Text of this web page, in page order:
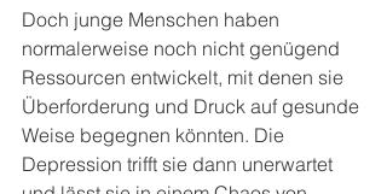
Doch junge Menschen haben
normalerweise noch nicht genügend
Ressourcen entwickelt, mit denen sie
Überforderung und Druck auf gesunde
Weise begegnen könnten. Die
Depression trifft sie dann unerwartet